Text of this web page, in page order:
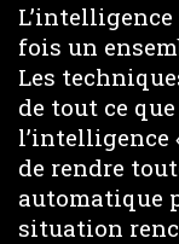
fois un
Les
de tout ce
l’intelligence
de rendre
automatique
situation